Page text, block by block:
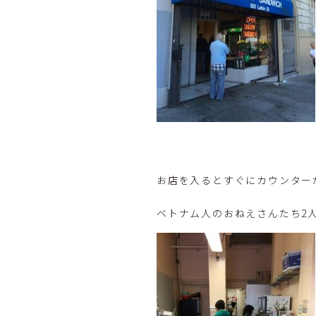
お店を入るとすぐにカウンタ
ベトナム人のおねえさんたち2